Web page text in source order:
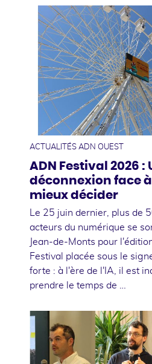
ACTUALITÉS ADN OUEST
ADN Festival 2026 :
déconnexion face
mieux décider
Le 25 juin dernier, plus de
acteurs du numérique se
Jean-de-Monts pour
Festival placée sous le
forte : à l'ère de l'IA, il est
prendre le temps de …